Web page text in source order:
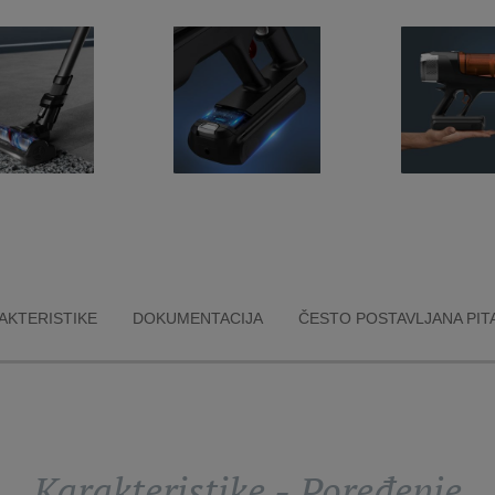
DOKUMENTACIJA ČESTO POSTAVLJANA